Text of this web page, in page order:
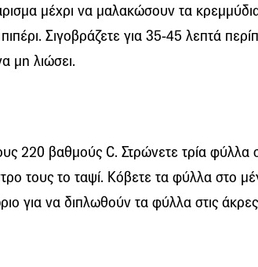
μέχρι να μαλακώσουν τα
Σιγοβράζετε για 35-45 λεπτά
μη λιώσει.
220 βαθμούς C. Στρώνετε τρία φύλλα
τους το ταψί. Κόβετε τα φύλλα στο
για να διπλωθούν τα φύλλα στις